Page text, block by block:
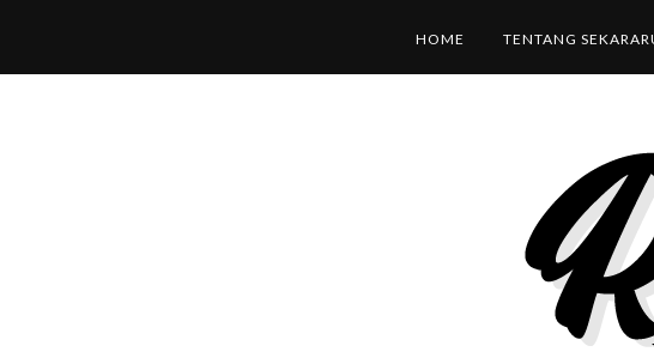
HOME TENTANG